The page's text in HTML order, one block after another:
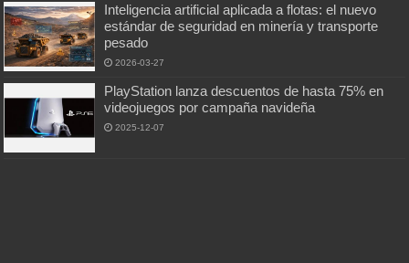
Inteligencia artificial aplicada a flotas: el nuevo
estándar de seguridad en minería y transporte
pesado
2026-03-27
PlayStation lanza descuentos de hasta 75% en
videojuegos por campaña navideña
2025-12-07